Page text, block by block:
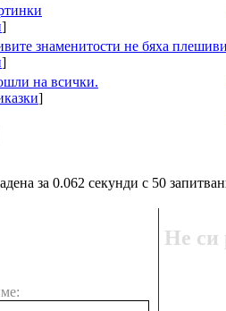
]
знаменитости не бяха плешиви
]
на всички.
]
за 0.062 секунди с 50
Не си